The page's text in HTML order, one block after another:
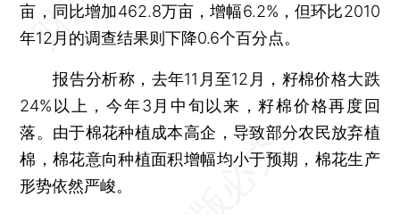
亩，同比增加462.8万亩，增幅6.2%，但环比2010
年12月的调查结果则下降0.6个百分点。
报告分析称，去年11月至12月，籽棉价格大跌
24%以上，今年3月中旬以来，籽棉价格再度回
落。由于棉花种植成本高企，导致部分农民放弃植
棉，棉花意向种植面积增幅均小于预期，棉花生产
形势依然严峻。